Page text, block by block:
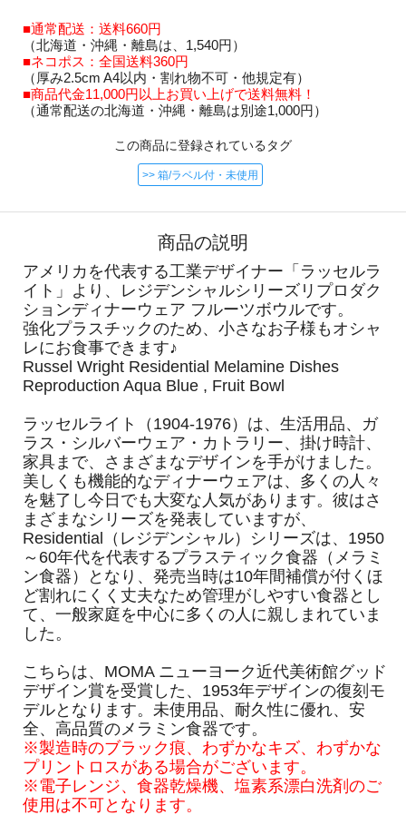
■通常配送：送料660円
（北海道・沖縄・離島は、1,540円）
■ネコポス：全国送料360円
（厚み2.5cm A4以内・割れ物不可・他規定有）
■商品代金11,000円以上お買い上げで送料無料！
（通常配送の北海道・沖縄・離島は別途1,000円）
この商品に登録されているタグ
>> 箱/ラベル付・未使用
商品の説明
アメリカを代表する工業デザイナー「ラッセルラ
イト」より、レジデンシャルシリーズリプロダク
ションディナーウェア フルーツボウルです。
強化プラスチックのため、小さなお子様もオシャ
レにお食事できます♪
Russel Wright Residential Melamine Dishes
Reproduction Aqua Blue , Fruit Bowl
ラッセルライト（1904-1976）は、生活用品、ガ
ラス・シルバーウェア・カトラリー、掛け時計、
家具まで、さまざまなデザインを手がけました。
美しくも機能的なディナーウェアは、多くの人々
を魅了し今日でも大変な人気があります。彼はさ
まざまなシリーズを発表していますが、
Residential（レジデンシャル）シリーズは、1950
～60年代を代表するプラスティック食器（メラミ
ン食器）となり、発売当時は10年間補償が付くほ
ど割れにくく丈夫なため管理がしやすい食器とし
て、一般家庭を中心に多くの人に親しまれていま
した。
こちらは、MOMA ニューヨーク近代美術館グッド
デザイン賞を受賞した、1953年デザインの復刻モ
デルとなります。未使用品、耐久性に優れ、安
全、高品質のメラミン食器です。
※製造時のブラック痕、わずかなキズ、わずかな
プリントロスがある場合がございます。
※電子レンジ、食器乾燥機、塩素系漂白洗剤のご
使用は不可となります。